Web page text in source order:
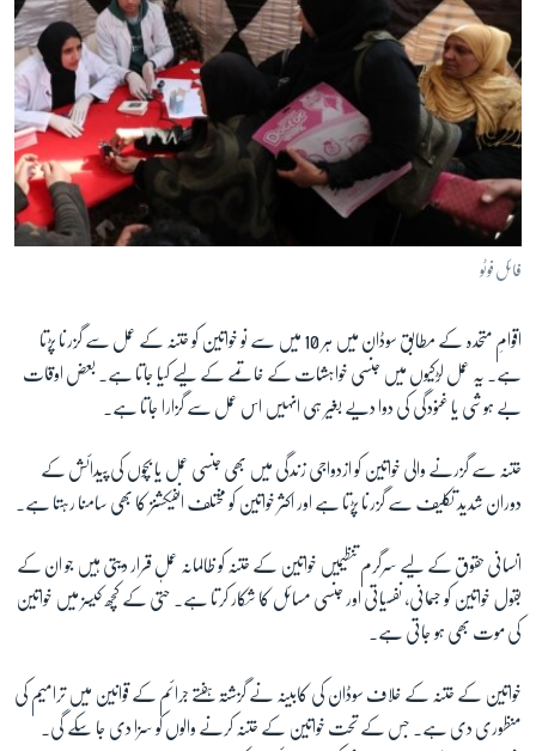
فائل فوٹو
اقوامِ متحدہ کے مطابق سوڈان میں ہر 10 میں سے نو خواتین کو ختنہ کے عمل سے گزرنا پڑتا
ہے۔ یہ عمل لڑکیوں میں جنسی خواہشات کے خاتمے کے لیے کیا جاتا ہے۔ بعض اوقات
بے ہوشی یا غنودگی کی دوا دیے بغیر ہی انہیں اس عمل سے گزارا جاتا ہے۔
ختنہ سے گزرنے والی خواتین کو ازدواجی زندگی میں بھی جنسی عمل یا بچوں کی پیدائش کے
دوران شدید تکلیف سے گزرنا پڑتا ہے اور اکثر خواتین کو مختلف انفیکشنز کا بھی سامنا رہتا ہے۔
انسانی حقوق کے لیے سرگرم تنظیمیں خواتین کے ختنہ کو ظالمانہ عمل قرار دیتی ہیں جو ان کے
بقول خواتین کو جسمانی، نفسیاتی اور جنسی مسائل کا شکار کرتا ہے۔ حتٰی کے کچھ کیسز میں خواتین
کی موت بھی ہو جاتی ہے۔
خواتین کے ختنہ کے خلاف سوڈان کی کابینہ نے گزشتہ ہفتے جرائم کے قوانین میں ترامیم کی
منظوری دی ہے۔ جس کے تحت خواتین کے ختنہ کرنے والوں کو سزا دی جا سکے گی۔